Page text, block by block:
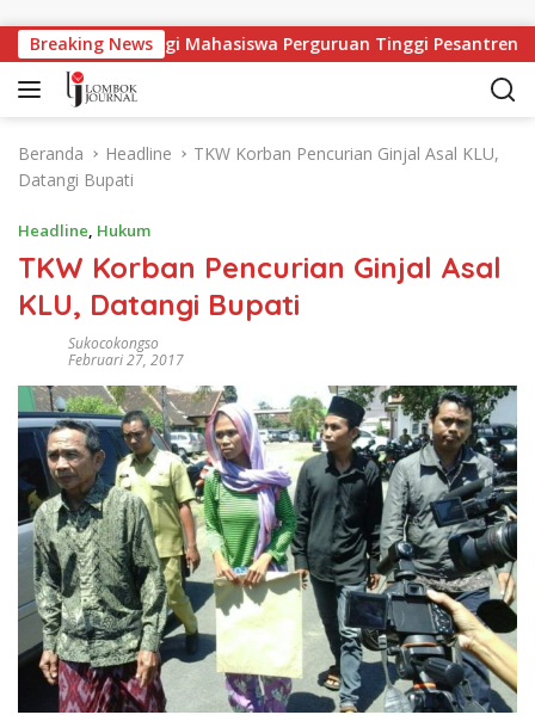
Breaking News
Kerja Bagi Mahasiswa Perguruan Tinggi Pesantren
Beranda Headline
TKW Korban Pencurian Ginjal Asal KLU,
Datangi Bupati
Headline, Hukum
TKW Korban Pencurian Ginjal Asal
KLU, Datangi Bupati
Sukocokongso
Februari 27, 2017